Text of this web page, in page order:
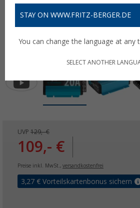
UVP 129,- €
109,- €
Preise inkl. MwSt., versandkostenfrei
3,27 € Vorteilskartenbonus sichern
STAY ON WWW.FRITZ-BERGER.DE
You can change the language at any
SELECT ANOTHER